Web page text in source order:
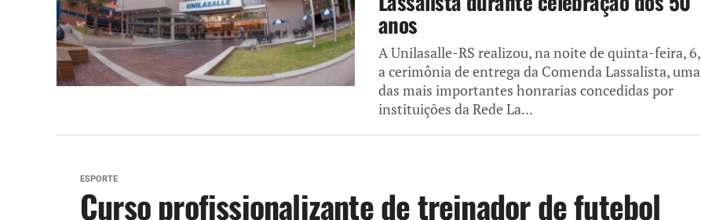
anos
A Unilasalle-RS realizou, na noite de quinta-feira, 6,
a cerimônia de entrega da Comenda Lassalista, uma
das mais importantes honrarias concedidas por
instituições da Rede La...
ESPORTE
Curso profissionalizante de treinador de futebol